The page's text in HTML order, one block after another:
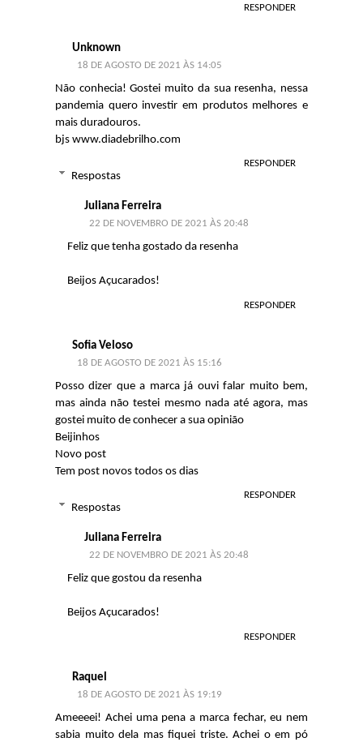
RESPONDER
Unknown
18 DE AGOSTO DE 2021 ÀS 14:05
Não conhecia! Gostei muito da sua resenha, nessa
pandemia quero investir em produtos melhores e
mais duradouros.
bjs www.diadebrilho.com
RESPONDER
Respostas
Juliana Ferreira
22 DE NOVEMBRO DE 2021 ÀS 20:48
Feliz que tenha gostado da resenha
Beijos Açucarados!
RESPONDER
Sofia Veloso
18 DE AGOSTO DE 2021 ÀS 15:16
Posso dizer que a marca já ouvi falar muito bem,
mas ainda não testei mesmo nada até agora, mas
gostei muito de conhecer a sua opinião
Beijinhos
Novo post
Tem post novos todos os dias
RESPONDER
Respostas
Juliana Ferreira
22 DE NOVEMBRO DE 2021 ÀS 20:48
Feliz que gostou da resenha
Beijos Açucarados!
RESPONDER
Raquel
18 DE AGOSTO DE 2021 ÀS 19:19
Ameeeei! Achei uma pena a marca fechar, eu nem
sabia muito dela mas fiquei triste. Achei o em pó